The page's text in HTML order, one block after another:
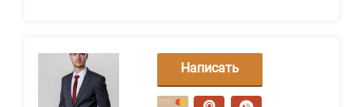
Написать
сообщение